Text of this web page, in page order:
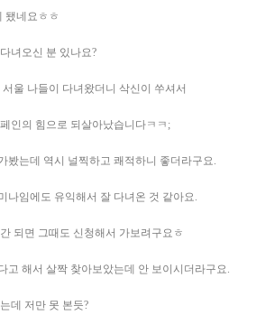
됐네요ㅎㅎ
녀오신 분 있나요?
울 나들이 다녀왔더니 삭신이 쑤셔서
인의 힘으로 되살아났습니다ㅋㅋ;
봤는데 역시 널찍하고 쾌적하니 좋더라구요.
나임에도 유익해서 잘 다녀온 것 같아요.
되면 그때도 신청해서 가보려구요ㅎ
고 해서 살짝 찾아보았는데 안 보이시더라구요.
데 저만 못 본듯?